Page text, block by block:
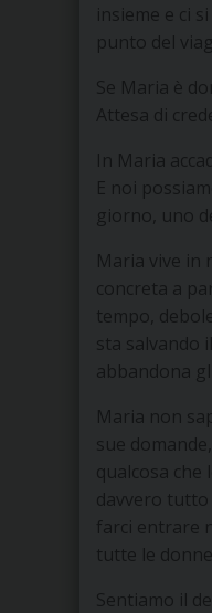
insieme e ci
punto del
Se Maria è
Attesa di
In Maria
E noi
giorno, uno
Maria vive in
concreta a
tempo,
sta salvando
abbandona
Maria non
sue
qualcosa che
davvero tutto
farci entrare
tutte le
Sentiamo il